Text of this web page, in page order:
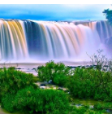
con đoàn viên, người
khai...
ƠN CÁC ANH HÙNG
VÀ NGƯỜI CÓ CÔNG